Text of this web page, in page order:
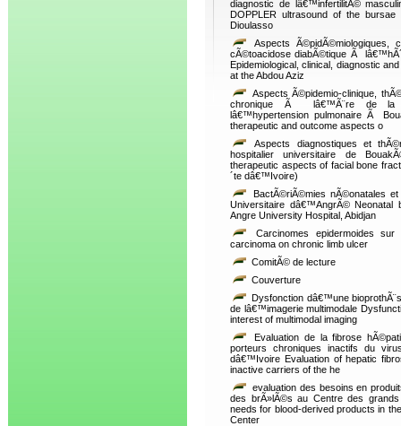
diagnostic de lâ€™infertilitÃ©
DOPPLER ultrasound of the
Dioulasso
Aspects Ã©pidÃ©miologiques,
cÃ©toacidose diabÃ©tique Ã
Epidemiological, clinical, diagnostic
at the Abdou Aziz
Aspects Ã©pidemio-clinique,
chronique Ã lâ€™Ã¨re de la
lâ€™hypertension pulmonaire Ã
therapeutic and outcome aspects o
Aspects diagnostiques et
hospitalier universitaire de
therapeutic aspects of facial bone
´te dâ€™Ivoire)
BactÃ©riÃ©mies nÃ©onatales
Universitaire dâ€™AngrÃ© Neonatal
Angre University Hospital, Abidjan
Carcinomes epidermoides
carcinoma on chronic limb ulcer
ComitÃ© de lecture
Couverture
Dysfonction dâ€™une
de lâ€™imagerie multimodale
interest of multimodal imaging
Evaluation de la fibrose
porteurs chroniques inactifs du
dâ€™Ivoire Evaluation of hepatic
inactive carriers of the he
evaluation des besoins en
des brÃ»lÃ©s au Centre des
needs for blood-derived products in
Center